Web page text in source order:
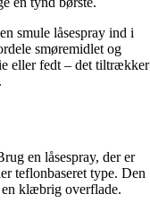
smule låsespray ind i
smøremidlet og
eller fedt – det tiltrækker
en låsespray, der er
teflonbaseret type. Den
en klæbrig overflade.